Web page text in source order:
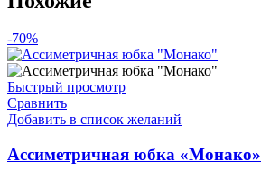
-70%
Быстрый просмотр
Сравнить
Добавить в список желаний
Ассиметричная юбка «Монако»